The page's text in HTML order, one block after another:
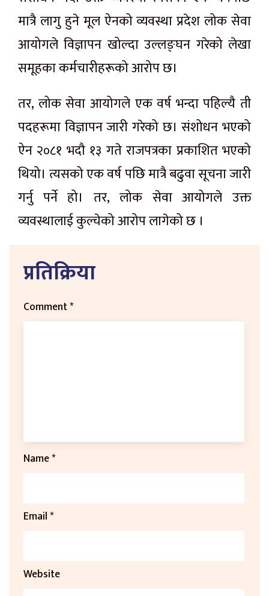
मात्रै लागु हुने मूल ऐनको व्यवस्था प्रदेश लोक सेवा
आयोगले विज्ञापन खोल्दा उल्लङ्घन गरेको लेखा
समूहका कर्मचारीहरूको आरोप छ।
तर, लोक सेवा आयोगले एक वर्ष भन्दा पहिल्यै ती
पदहरूमा विज्ञापन जारी गरेको छ। संशोधन भएको
ऐन २०८१ भदौ १३ गते राजपत्रका प्रकाशित भएको
थियो। त्यसको एक वर्ष पछि मात्रै बढुवा सूचना जारी
गर्नु पर्ने हो। तर, लोक सेवा आयोगले उक्त
व्यवस्थालाई कुल्चेको आरोप लागेको छ ।
प्रतिक्रिया
Comment*
Name*
Email*
Website